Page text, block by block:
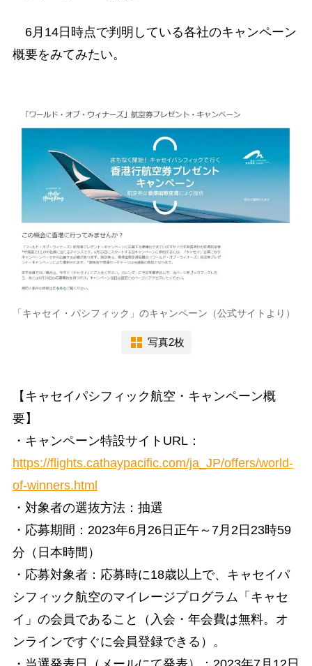
6月14日時点で判明している各社のキャンペーン
概要をみてみたい。
「キャセイ・パシフィック」のキャンペーン（公式サイトより）
写真2枚
【キャセイパシフィック航空・キャンペーン概
要】
・キャンペーン特設サイトURL：
https://flights.cathaypacific.com/ja_JP/offers/world-
of-winners.html
・対象者の選抜方法：抽選
・応募期間：2023年6月26日正午～7月2日23時59
分（日本時間）
・応募対象者：応募時に18歳以上で、キャセイパ
シフィック航空のマイレージプログラム「キャセ
イ」の会員であること（入会・年会費は無料。オ
ンラインですぐに会員登録できる）。